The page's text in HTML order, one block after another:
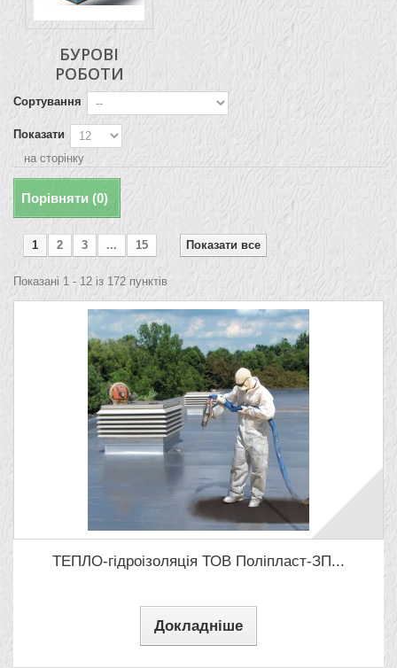
БУРОВІ
РОБОТИ
Сортування
Показати
на сторінку
Порівняти (0)
Показати все
1 2 3 ... 15
Показані 1 - 12 із 172 пунктів
ТЕПЛО-гідроізоляція ТОВ Поліпласт-ЗП...
Докладніше